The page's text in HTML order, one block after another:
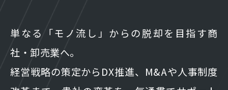
単なる「モノ流し」からの脱却を目指す商
社・卸売業へ。
経営戦略の策定からDX推進、M&Aや人事制度